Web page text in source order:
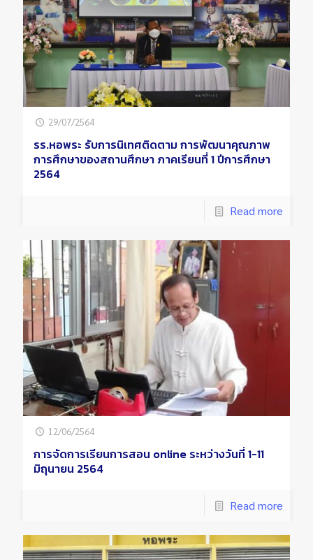
29/07/2564
รร.หอพระ รับการนิเทศติดตาม การพัฒนาคุณภาพ
การศึกษาของสถานศึกษา ภาคเรียนที่ 1 ปีการศึกษา
2564
Read more
12/06/2564
การจัดการเรียนการสอน online ระหว่างวันที่ 1-11
มิถุนายน 2564
Read more